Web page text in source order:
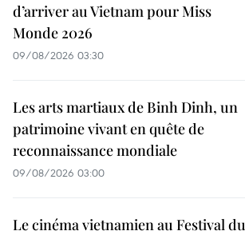
d’arriver au Vietnam pour Miss
Monde 2026
09/08/2026 03:30
Les arts martiaux de Binh Dinh, un
patrimoine vivant en quête de
reconnaissance mondiale
09/08/2026 03:00
Le cinéma vietnamien au Festival du